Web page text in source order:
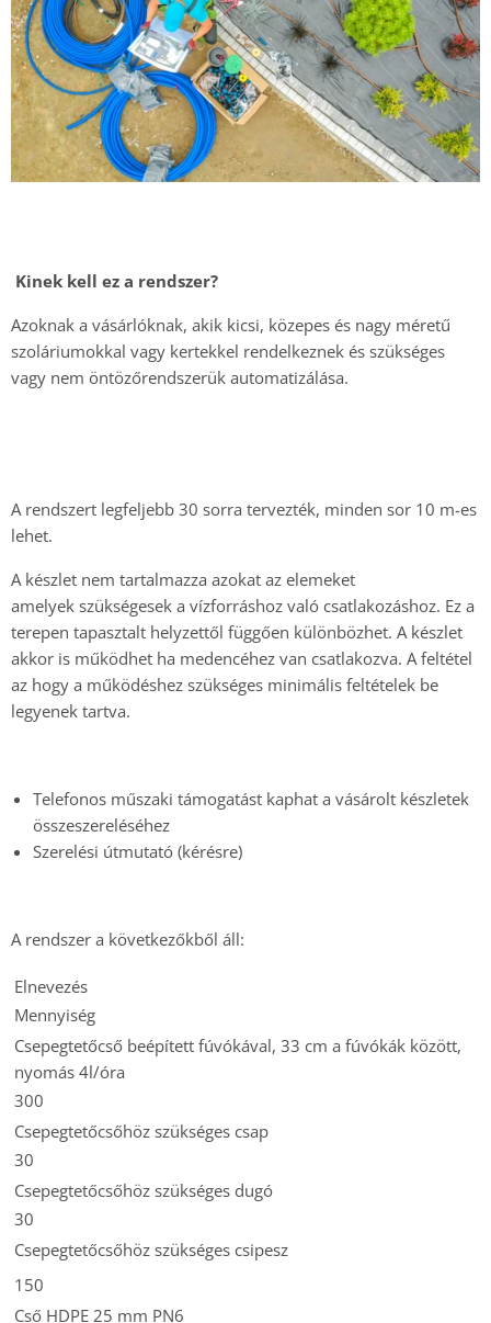
Kinek kell ez a rendszer?
Azoknak a vásárlóknak, akik kicsi, közepes és nagy méretű
szoláriumokkal vagy kertekkel rendelkeznek és szükséges
vagy nem öntözőrendszerük automatizálása.
A rendszert legfeljebb 30 sorra tervezték, minden sor 10 m-es
lehet.
A készlet nem tartalmazza azokat az elemeket
amelyek szükségesek a vízforráshoz való csatlakozáshoz. Ez a
terepen tapasztalt helyzettől függően különbözhet. A készlet
akkor is működhet ha medencéhez van csatlakozva. A feltétel
az hogy a működéshez szükséges minimális feltételek be
legyenek tartva.
Telefonos műszaki támogatást kaphat a vásárolt készletek
összeszereléséhez
Szerelési útmutató (kérésre)
A rendszer a következőkből áll:
Elnevezés
Mennyiség
Csepegtetőcső beépített fúvókával, 33 cm a fúvókák között,
nyomás 4l/óra
300
Csepegtetőcsőhöz szükséges csap
30
Csepegtetőcsőhöz szükséges dugó
30
Csepegtetőcsőhöz szükséges csipesz
150
Cső HDPE 25 mm PN6